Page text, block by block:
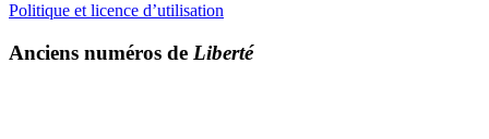
Politique et licence d’utilisation
Anciens numéros de Liberté